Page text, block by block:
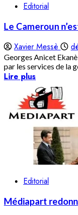
Editorial
Le Cameroun
Xavier Messè
Georges Anicet
par les services de la
Lire plus
Editorial
Médiapart